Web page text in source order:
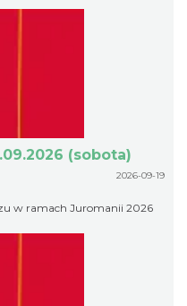
(sobota)
2026-09-19
w ramach Juromanii 2026